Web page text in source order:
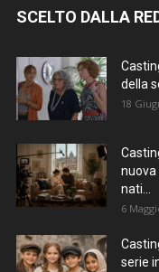
SCELTO DALLA
della
18
nuova
nati...
6
serie